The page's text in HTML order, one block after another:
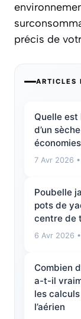
précis de
ARTICLES
Quelle
d’un
7 Avr 2026
Poubelle
pots de
centre de
6 Avr 2026
Combien
a-t-il
les
l’aérien